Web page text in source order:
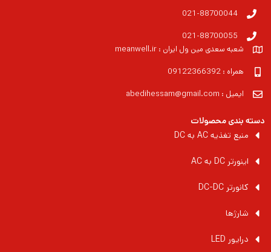
021-88700044
021-88700055
شعبه سعدی مین ول ایران : meanwell.ir
همراه : 09122366392
ایمیل : abedihessam@gmail.com
دسته بندی محصولات
منبع تغذیه AC به DC
اینورتر DC به AC
کانورتر DC-DC
شارژها
درایور LED